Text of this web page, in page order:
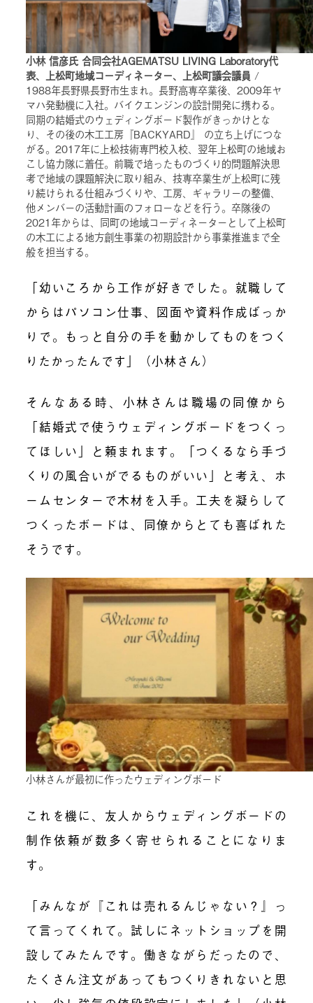
小林 信彦氏 合同会社AGEMATSU LIVING Laboratory代
表、上松町地域コーディネーター、上松町議会議員 /
1988年長野県長野市生まれ。長野高専卒業後、2009年ヤ
マハ発動機に入社。バイクエンジンの設計開発に携わる。
同期の結婚式のウェディングボード製作がきっかけとな
り、その後の木工工房『BACKYARD』 の立ち上げにつな
がる。2017年に上松技術専門校入校、翌年上松町の地域お
こし協力隊に着任。前職で培ったものづくり的問題解決思
考で地域の課題解決に取り組み、技専卒業生が上松町に残
り続けられる仕組みづくりや、工房、ギャラリーの整備、
他メンバーの活動計画のフォローなどを行う。卒隊後の
2021年からは、同町の地域コーディネーターとして上松町
の木工による地方創生事業の初期設計から事業推進まで全
般を担当する。
「幼いころから工作が好きでした。就職して
からはパソコン仕事、図面や資料作成ばっか
りで。 もっと自分の手を動かしてものをつく
りたかったんです 」（小林さん）
そんなある時、小林さんは職場の同僚から
「結婚式で使うウェディングボードをつくっ
てほしい」と頼まれます。「つくるなら手づ
くりの風合いがでるものがいい」と考え、ホ
ームセンターで木材を入手。工夫を凝らして
つくったボードは、同僚からとても喜ばれた
そうです。
小林さんが最初に作ったウェディングボード
これを機に、友人からウェディングボードの
制作依頼が数多く寄せられることになりま
す。
「みんなが 『これは売れるんじゃない？』
っ
て言ってくれて。試しにネットショップを開
設してみたんです。働きながらだったので、
たくさん注文があってもつくりきれないと思